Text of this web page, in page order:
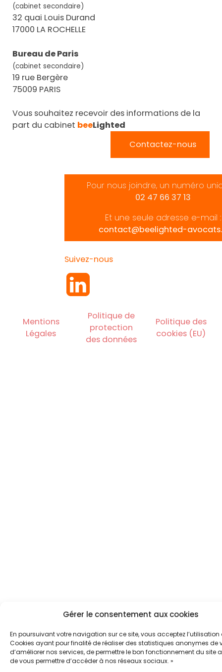
Gérer le consentement aux cookies
En poursuivant votre navigation sur ce site, vous acceptez l’utilisation
Cookies ayant pour finalité de réaliser des statistiques anonymes de
d’améliorer nos services, de permettre le bon fonctionnement du site
de vous permettre d’accéder à nos réseaux sociaux. »
(cabinet secondaire)
32 quai Louis Durand
17000 LA ROCHELLE
Bureau de Paris
(cabinet secondaire)
19 rue Bergère
75009 PARIS
Vous souhaitez recevoir des informations de la
part du cabinet beeLighted
Contactez-nous
Pour nous joindre, un numéro
02 47 66 37 13
Et une seule adresse e-mail :
contact@beelighted-
Suivez-nous
Mentions
Légales
Politique de
protection
des données
Politique des
cookies (EU)